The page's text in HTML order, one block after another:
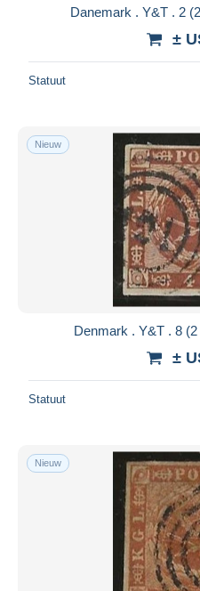
Danemark . Y&T . 2
±
Statuut
Nieuw
Denmark . Y&T . 8
±
Statuut
Nieuw